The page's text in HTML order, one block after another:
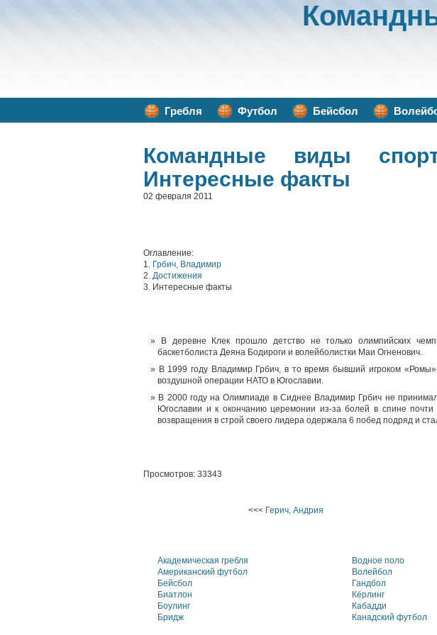
Гребля Футбол Бейсбол
Командные виды
Интересные факты
02 февраля 2011
Оглавление:
1. Грбич, Владимир
2. Достижения
3. Интересные факты
В деревне Клек прошло детство не только олимпийских
баскетболиста Деяна Бодироги и волейболистки Маи Огненович.
В 1999 году Владимир Грбич, в то время бывший игроком
воздушной операции НАТО в Югославии.
В 2000 году на Олимпиаде в Сиднее Владимир Грбич не
Югославии и к окончанию церемонии из-за болей в спине
возвращения в строй своего лидера одержала 6 побед подряд и
Просмотров: 33343
<<< Герич, Андрия
Академическая гребля
Американский футбол
Бейсбол
Биатлон
Боулинг
Бридж
Водное поло
Волейбол
Гандбол
Кёрлинг
Кабадди
Канадский футбол